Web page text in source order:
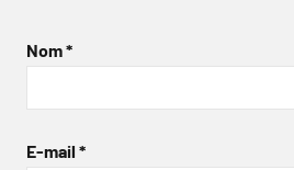
Nom*
E-mail *